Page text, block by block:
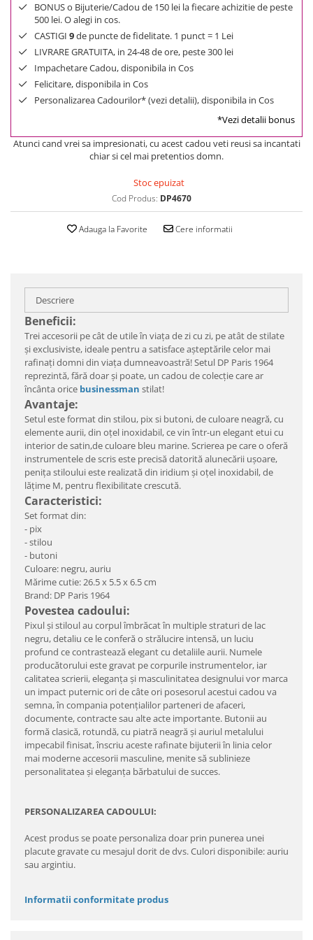
BONUS o Bijuterie/Cadou de 150 lei la fiecare achizitie de peste
500 lei. O alegi in cos.
CASTIGI 9de puncte de fidelitate. 1 punct = 1 Lei
LIVRARE GRATUITA, in 24-48 de ore, peste 300 lei
Impachetare Cadou, disponibila in Cos
Felicitare, disponibila in Cos
Personalizarea Cadourilor* (vezi detalii), disponibila in Cos
*Vezi detalii bonus
Atunci cand vrei sa impresionati, cu acest cadou veti reusi sa incantati
chiar si cel mai pretentios domn.
Stoc epuizat
Cod Produs: DP4670
Adauga la Favorite Cere informatii
Descriere
Beneficii:
Trei accesorii pe cât de utile în viaţa de zi cu zi, pe atât de stilate
şi exclusiviste, ideale pentru a satisface aşteptările celor mai
rafinaţi domni din viaţa dumneavoastră! Setul DP Paris 1964
reprezintă, fără doar şi poate, un cadou de colecţie care ar
încânta orice businessman stilat!
Avantaje:
Setul este format din stilou, pix si butoni, de culoare neagră, cu
elemente aurii, din oțel inoxidabil, ce vin într-un elegant etui cu
interior de satin,de culoare bleu marine. Scrierea pe care o oferă
instrumentele de scris este precisă datorită alunecării ușoare,
penița stiloului este realizată din iridium și oțel inoxidabil, de
lățime M, pentru flexibilitate crescută.
Caracteristici:
Set format din:
- pix
- stilou
- butoni
Culoare: negru, auriu
Mărime cutie: 26.5 x 5.5 x 6.5 cm
Brand: DP Paris 1964
Povestea cadoului:
Pixul şi stiloul au corpul îmbrăcat în multiple straturi de lac
negru, detaliu ce le conferă o strălucire intensă, un luciu
profund ce contrastează elegant cu detaliile aurii. Numele
producătorului este gravat pe corpurile instrumentelor, iar
calitatea scrierii, eleganţa şi masculinitatea designului vor marca
un impact puternic ori de câte ori posesorul acestui cadou va
semna, în compania potenţialilor parteneri de afaceri,
documente, contracte sau alte acte importante. Butonii au
formă clasică, rotundă, cu piatră neagră şi auriul metalului
impecabil finisat, înscriu aceste rafinate bijuterii în linia celor
mai moderne accesorii masculine, menite să sublinieze
personalitatea şi eleganţa bărbatului de succes.
PERSONALIZAREA CADOULUI:
Acest produs se poate personaliza doar prin punerea unei
placute gravate cu mesajul dorit de dvs. Culori disponibile: auriu
sau argintiu.
Informatii conformitate produs